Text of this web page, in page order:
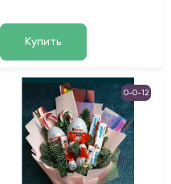
Купить
0-0-12